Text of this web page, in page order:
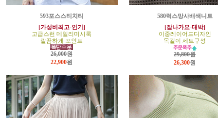
593포스스티치티
[가성비최고-인기]
고급스런 데일리미시룩
깔끔하게 포인트
26,000원
22,900원
580럭스망사배색니트
[잘나가요-대박]
이중레이어드디자인
목걸이 세트구성
29,800원
26,300원